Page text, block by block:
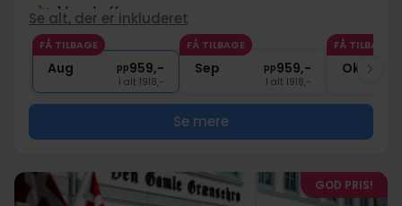
1x 1 kop kaffe
1x 100 kr. værdibevis til bowling
∞ Gratis kaffe/te på værelset
Se alt, der er inkluderet
FÅ TILBAGE
Aug pp959,-
I alt 1918,-
FÅ TILBAGE
Sep pp959,-
I alt 1918,-
FÅ TILBAGE
Okt
Se mere
GOD PRIS!